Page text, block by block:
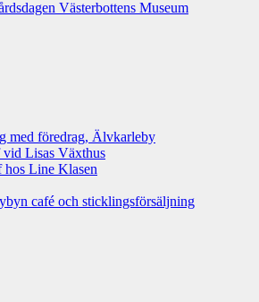
Västerbottens Museum
med föredrag, Älvkarleby
vid Lisas Växthus
hos Line Klasen
café och sticklingsförsäljning